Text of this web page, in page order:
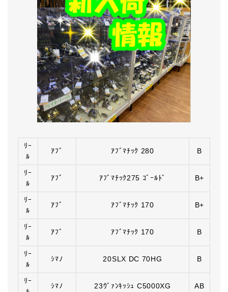
ﾘｰ
ﾙ
ｱﾌﾞ ｱﾌﾞﾏﾁｯｸ 280 B
ﾘｰ
ﾙ
ｱﾌﾞ ｱﾌﾞﾏﾁｯｸ275 ｺﾞｰﾙﾄﾞ B+
ﾘｰ
ﾙ
ｱﾌﾞ ｱﾌﾞﾏﾁｯｸ 170 B+
ﾘｰ
ﾙ
ｱﾌﾞ ｱﾌﾞﾏﾁｯｸ 170 B
ﾘｰ
ﾙ
ｼﾏﾉ 20SLX DC 70HG B
ﾘｰ
ｼﾏﾉ 23ｳﾞｧﾝｷｯｼｭ C5000XG AB